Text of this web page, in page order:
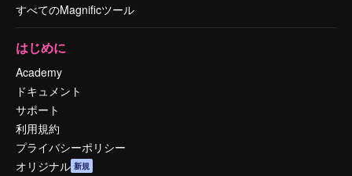
すべてのMagnificツール
はじめに
Academy
ドキュメント
サポート
利用規約
プライバシーポリシー
オリジナル 新規